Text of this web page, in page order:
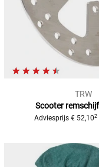
TRW
Scooter
Adviesprijs € 52,102